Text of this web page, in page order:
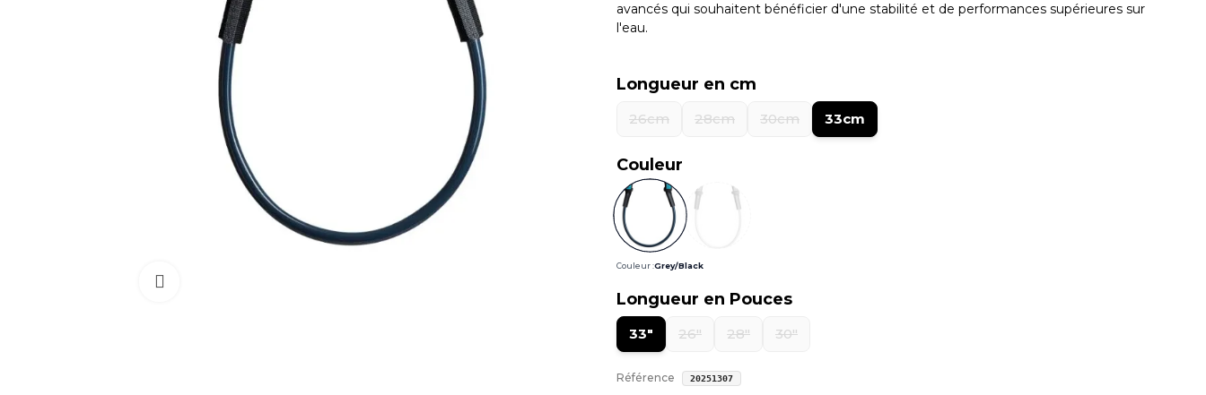
avancés qui souhaitent bénéficier d'une stabilité et de performances supérieures sur
l'eau.
Longueur en cm
26cm 28cm 30cm 33cm
Couleur
Couleur :Grey/Black
Longueur en Pouces
33" 26" 28" 30"
Référence 20251307